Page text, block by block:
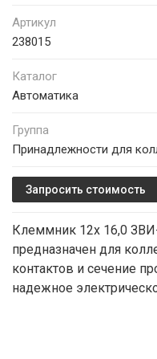
Артикул
238015
Каталог
Автоматика
Группа
Принадлежности для
Запросить стоимость
Клеммник 12х 16,0
предназначен для
контактов и сечение
надежное